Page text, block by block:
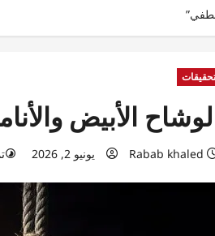
لطفي”
تحقيقات
الأبيض
Rabab khaled يونيو 2, 2026